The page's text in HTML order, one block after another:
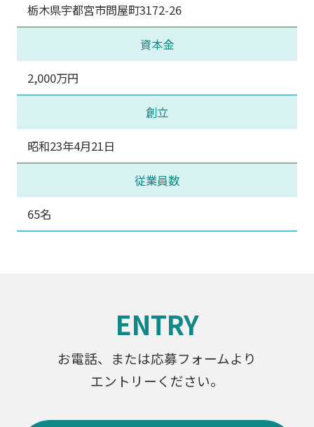
栃木県宇都宮市問屋町3172-26
資本金
2,000万円
創立
昭和23年4月21日
従業員数
65名
ENTRY
お電話、または応募フォームより
エントリーください。